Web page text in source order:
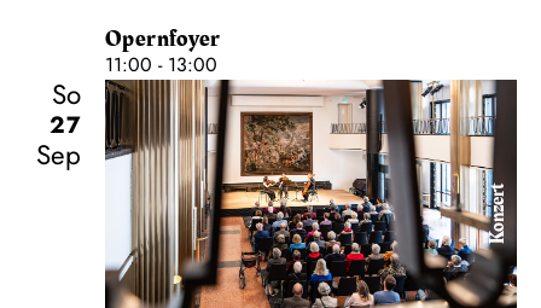
Opernfoyer
11:00 - 13:00
So
27
Sep
Konzert